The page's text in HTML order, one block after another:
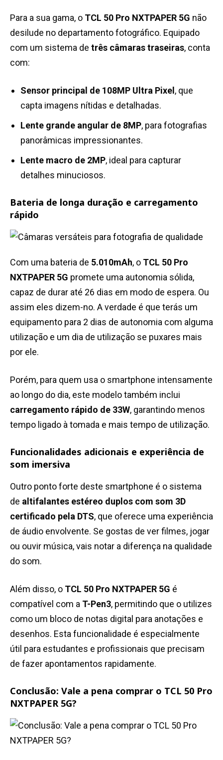
Para a sua gama, o TCL 50 Pro NXTPAPER 5G não
desilude no departamento fotográfico. Equipado
com um sistema de três câmaras traseiras, conta
com:
Sensor principal de 108MP Ultra Pixel , que
capta imagens nítidas e detalhadas.
Lente grande angular de 8MP, para fotografias
panorâmicas impressionantes.
Lente macro de 2MP, ideal para capturar
detalhes minuciosos.
Bateria de longa duração e carregamento
rápido
Com uma bateria de 5.010mAh, o TCL 50 Pro
NXTPAPER 5G promete uma autonomia sólida,
capaz de durar até 26 dias em modo de espera. Ou
assim eles dizem-no. A verdade é que terás um
equipamento para 2 dias de autonomia com alguma
utilização e um dia de utilização se puxares mais
por ele.
Porém, para quem usa o smartphone intensamente
ao longo do dia, este modelo também inclui
carregamento rápido de 33W, garantindo menos
tempo ligado à tomada e mais tempo de utilização.
Funcionalidades adicionais e experiência de
som imersiva
Outro ponto forte deste smartphone é o sistema
de altifalantes estéreo duplos com som 3D
certificado pela DTS, que oferece uma experiência
de áudio envolvente. Se gostas de ver filmes, jogar
ou ouvir música, vais notar a diferença na qualidade
do som.
Além disso, o TCL 50 Pro NXTPAPER 5G é
compatível com a T-Pen3, permitindo que o utilizes
como um bloco de notas digital para anotações e
desenhos. Esta funcionalidade é especialmente
útil para estudantes e profissionais que precisam
de fazer apontamentos rapidamente.
Conclusão: Vale a pena comprar o TCL 50 Pro
NXTPAPER 5G?